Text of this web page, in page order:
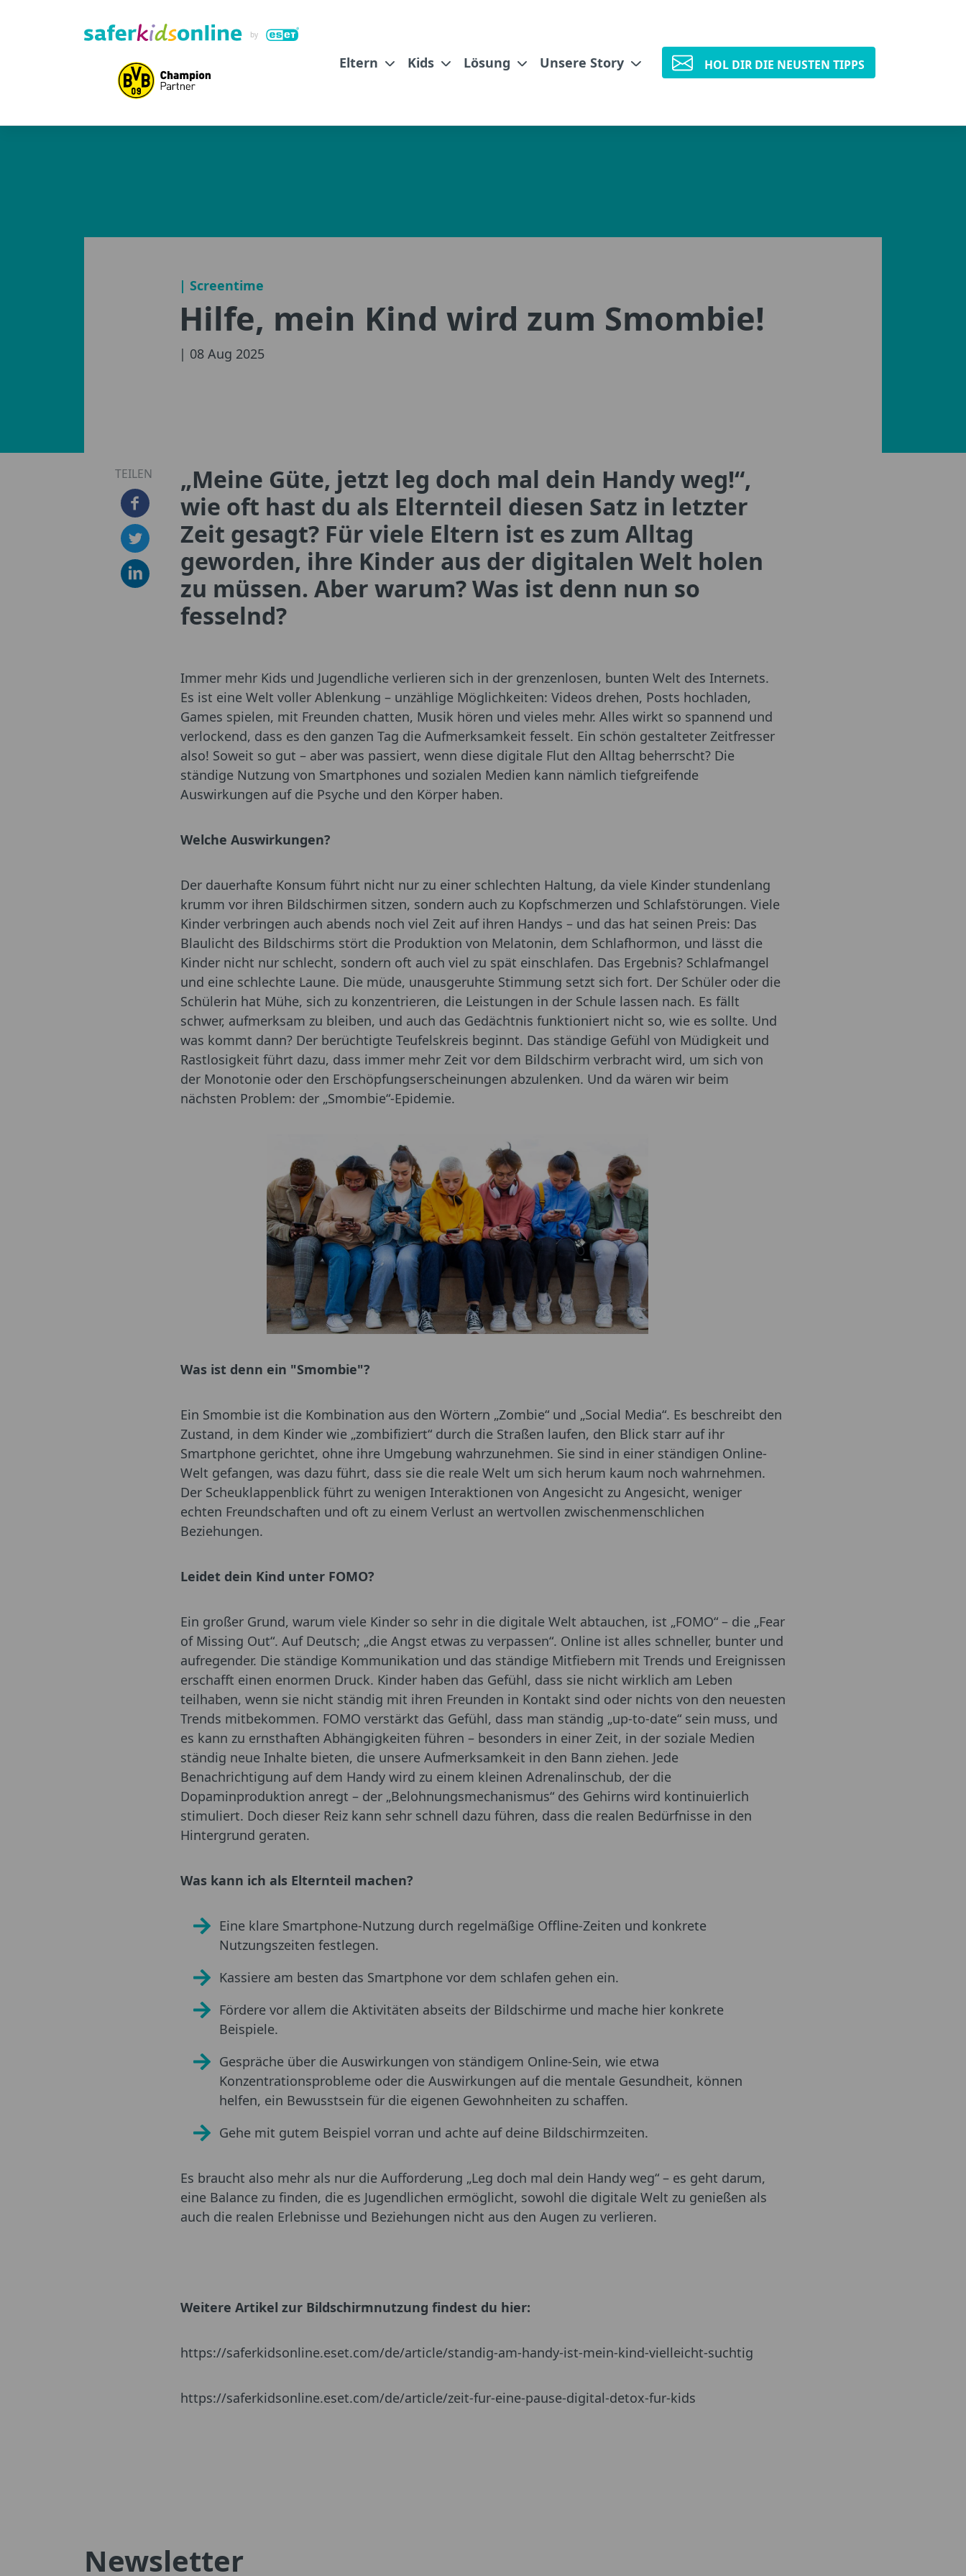
Eltern Kids Lösung Unsere Story HOL DIR DIE NEUSTEN TIPPS
| Screentime
Hilfe, mein Kind wird zum Smombie!
| 08 Aug 2025
TEILEN
„Meine Güte, jetzt leg doch mal dein Handy weg!“,
wie oft hast du als Elternteil diesen Satz in letzter
Zeit gesagt? Für viele Eltern ist es zum Alltag
geworden, ihre Kinder aus der digitalen Welt holen
zu müssen. Aber warum? Was ist denn nun so
fesselnd?
Immer mehr Kids und Jugendliche verlieren sich in der grenzenlosen, bunten Welt des Internets.
Es ist eine Welt voller Ablenkung – unzählige Möglichkeiten: Videos drehen, Posts hochladen,
Games spielen, mit Freunden chatten, Musik hören und vieles mehr. Alles wirkt so spannend und
verlockend, dass es den ganzen Tag die Aufmerksamkeit fesselt. Ein schön gestalteter Zeitfresser
also! Soweit so gut – aber was passiert, wenn diese digitale Flut den Alltag beherrscht? Die
ständige Nutzung von Smartphones und sozialen Medien kann nämlich tiefgreifende
Auswirkungen auf die Psyche und den Körper haben.
Welche Auswirkungen?
Der dauerhafte Konsum führt nicht nur zu einer schlechten Haltung, da viele Kinder stundenlang
krumm vor ihren Bildschirmen sitzen, sondern auch zu Kopfschmerzen und Schlafstörungen. Viele
Kinder verbringen auch abends noch viel Zeit auf ihren Handys – und das hat seinen Preis: Das
Blaulicht des Bildschirms stört die Produktion von Melatonin, dem Schlafhormon, und lässt die
Kinder nicht nur schlecht, sondern oft auch viel zu spät einschlafen. Das Ergebnis? Schlafmangel
und eine schlechte Laune. Die müde, unausgeruhte Stimmung setzt sich fort. Der Schüler oder die
Schülerin hat Mühe, sich zu konzentrieren, die Leistungen in der Schule lassen nach. Es fällt
schwer, aufmerksam zu bleiben, und auch das Gedächtnis funktioniert nicht so, wie es sollte. Und
was kommt dann? Der berüchtigte Teufelskreis beginnt. Das ständige Gefühl von Müdigkeit und
Rastlosigkeit führt dazu, dass immer mehr Zeit vor dem Bildschirm verbracht wird, um sich von
der Monotonie oder den Erschöpfungserscheinungen abzulenken. Und da wären wir beim
nächsten Problem: der „Smombie“-Epidemie.
Was ist denn ein "Smombie"?
Ein Smombie ist die Kombination aus den Wörtern „Zombie“ und „Social Media“. Es beschreibt den
Zustand, in dem Kinder wie „zombifiziert“ durch die Straßen laufen, den Blick starr auf ihr
Smartphone gerichtet, ohne ihre Umgebung wahrzunehmen. Sie sind in einer ständigen Online-
Welt gefangen, was dazu führt, dass sie die reale Welt um sich herum kaum noch wahrnehmen.
Der Scheuklappenblick führt zu wenigen Interaktionen von Angesicht zu Angesicht, weniger
echten Freundschaften und oft zu einem Verlust an wertvollen zwischenmenschlichen
Beziehungen.
Leidet dein Kind unter FOMO?
Ein großer Grund, warum viele Kinder so sehr in die digitale Welt abtauchen, ist „FOMO“ – die „Fear
of Missing Out“. Auf Deutsch; „die Angst etwas zu verpassen“. Online ist alles schneller, bunter und
aufregender. Die ständige Kommunikation und das ständige Mitfiebern mit Trends und Ereignissen
erschafft einen enormen Druck. Kinder haben das Gefühl, dass sie nicht wirklich am Leben
teilhaben, wenn sie nicht ständig mit ihren Freunden in Kontakt sind oder nichts von den neuesten
Trends mitbekommen. FOMO verstärkt das Gefühl, dass man ständig „up-to-date“ sein muss, und
es kann zu ernsthaften Abhängigkeiten führen – besonders in einer Zeit, in der soziale Medien
ständig neue Inhalte bieten, die unsere Aufmerksamkeit in den Bann ziehen. Jede
Benachrichtigung auf dem Handy wird zu einem kleinen Adrenalinschub, der die
Dopaminproduktion anregt – der „Belohnungsmechanismus“ des Gehirns wird kontinuierlich
stimuliert. Doch dieser Reiz kann sehr schnell dazu führen, dass die realen Bedürfnisse in den
Hintergrund geraten.
Was kann ich als Elternteil machen?
Eine klare Smartphone-Nutzung durch regelmäßige Offline-Zeiten und konkrete
Nutzungszeiten festlegen.
Kassiere am besten das Smartphone vor dem schlafen gehen ein.
Fördere vor allem die Aktivitäten abseits der Bildschirme und mache hier konkrete
Beispiele.
Gespräche über die Auswirkungen von ständigem Online-Sein, wie etwa
Konzentrationsprobleme oder die Auswirkungen auf die mentale Gesundheit, können
helfen, ein Bewusstsein für die eigenen Gewohnheiten zu schaffen.
Gehe mit gutem Beispiel vorran und achte auf deine Bildschirmzeiten.
Es braucht also mehr als nur die Aufforderung „Leg doch mal dein Handy weg“ – es geht darum,
eine Balance zu finden, die es Jugendlichen ermöglicht, sowohl die digitale Welt zu genießen als
auch die realen Erlebnisse und Beziehungen nicht aus den Augen zu verlieren.
Weitere Artikel zur Bildschirmnutzung findest du hier:
https://saferkidsonline.eset.com/de/article/standig-am-handy-ist-mein-kind-vielleicht-suchtig
https://saferkidsonline.eset.com/de/article/zeit-fur-eine-pause-digital-detox-fur-kids
Newsletter